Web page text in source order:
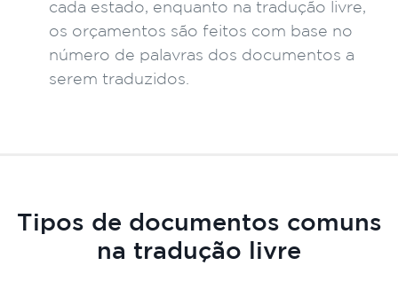
cada estado, enquanto na tradução livre,
os orçamentos são feitos com base no
número de palavras dos documentos a
serem traduzidos.
Tipos de documentos comuns
na tradução livre